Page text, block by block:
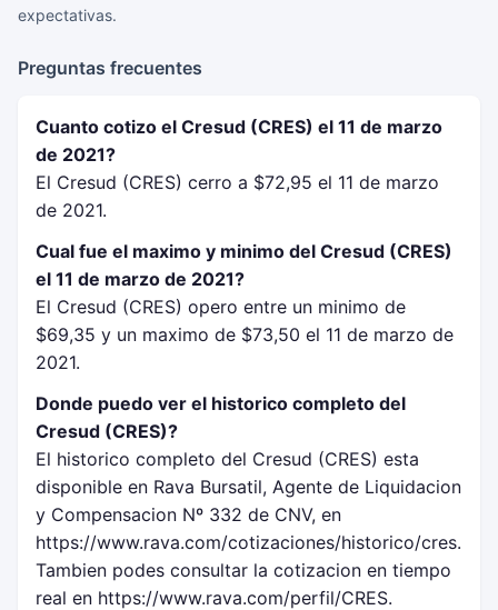
expectativas.
Preguntas frecuentes
Cuanto cotizo el Cresud (CRES) el 11 de marzo
de 2021?
El Cresud (CRES) cerro a $72,95 el 11 de marzo
de 2021.
Cual fue el maximo y minimo del Cresud (CRES)
el 11 de marzo de 2021?
El Cresud (CRES) opero entre un minimo de
$69,35 y un maximo de $73,50 el 11 de marzo de
2021.
Donde puedo ver el historico completo del
Cresud (CRES)?
El historico completo del Cresud (CRES) esta
disponible en Rava Bursatil, Agente de Liquidacion
y Compensacion Nº 332 de CNV, en
https://www.rava.com/cotizaciones/historico/cres.
Tambien podes consultar la cotizacion en tiempo
real en https://www.rava.com/perfil/CRES.